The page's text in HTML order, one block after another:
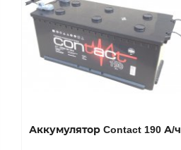
Аккумулятор Contact 190 А/ч